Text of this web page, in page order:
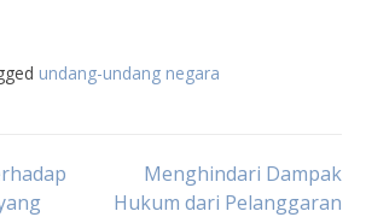
undang-undang negara
Menghindari Dampak
Hukum dari Pelanggaran